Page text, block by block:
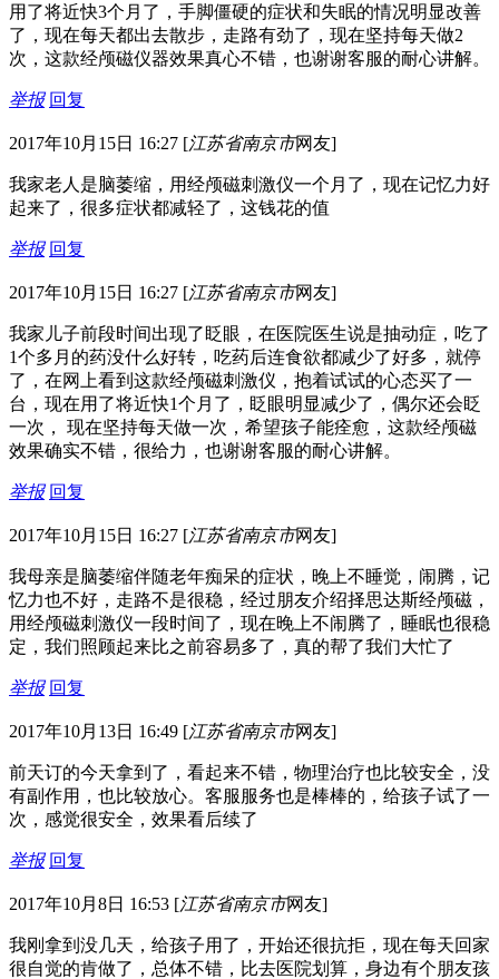
用了将近快3个月了，手脚僵硬的症状和失眠的情况明显改善
了，现在每天都出去散步，走路有劲了，现在坚持每天做2
次，这款经颅磁仪器效果真心不错，也谢谢客服的耐心讲解。
举报 回复
2017年10月15日 16:27 [江苏省南京市网友]
我家老人是脑萎缩，用经颅磁刺激仪一个月了，现在记忆力好
起来了，很多症状都减轻了，这钱花的值
举报 回复
2017年10月15日 16:27 [江苏省南京市网友]
我家儿子前段时间出现了眨眼，在医院医生说是抽动症，吃了
1个多月的药没什么好转，吃药后连食欲都减少了好多，就停
了，在网上看到这款经颅磁刺激仪，抱着试试的心态买了一
台，现在用了将近快1个月了，眨眼明显减少了，偶尔还会眨
一次， 现在坚持每天做一次，希望孩子能痊愈，这款经颅磁
效果确实不错，很给力，也谢谢客服的耐心讲解。
举报 回复
2017年10月15日 16:27 [江苏省南京市网友]
我母亲是脑萎缩伴随老年痴呆的症状，晚上不睡觉，闹腾，记
忆力也不好，走路不是很稳，经过朋友介绍择思达斯经颅磁，
用经颅磁刺激仪一段时间了，现在晚上不闹腾了，睡眠也很稳
定，我们照顾起来比之前容易多了，真的帮了我们大忙了
举报 回复
2017年10月13日 16:49 [江苏省南京市网友]
前天订的今天拿到了，看起来不错，物理治疗也比较安全，没
有副作用，也比较放心。客服服务也是棒棒的，给孩子试了一
次，感觉很安全，效果看后续了
举报 回复
2017年10月8日 16:53 [江苏省南京市网友]
我刚拿到没几天，给孩子用了，开始还很抗拒，现在每天回家
很自觉的肯做了，总体不错，比去医院划算，身边有个朋友孩